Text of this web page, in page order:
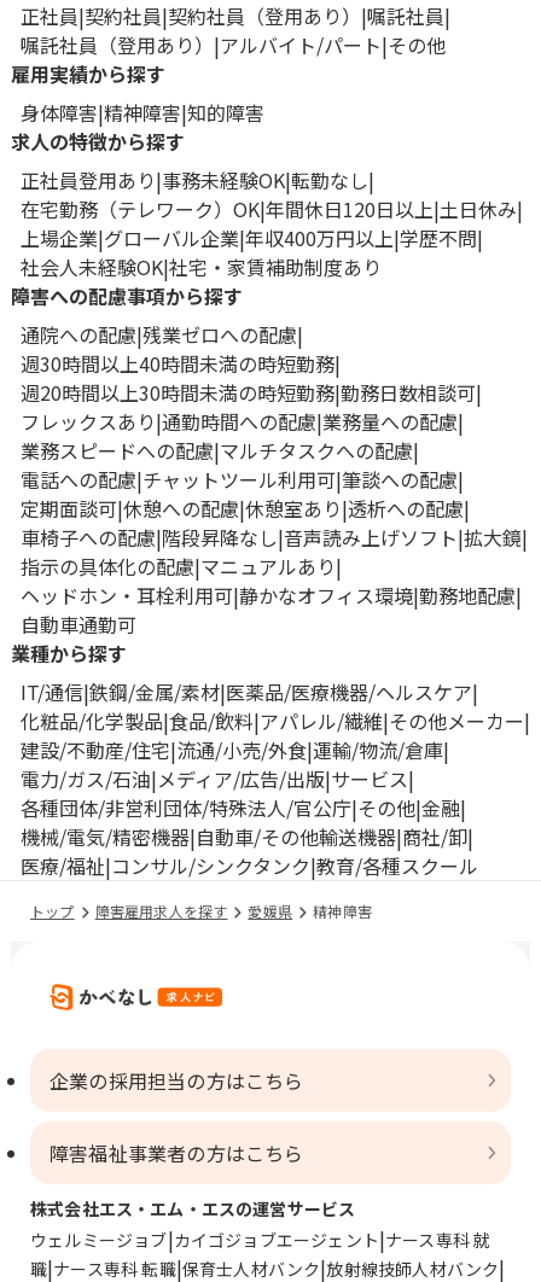
正社員 契約社員 契約社員（登用あり）
嘱託社員
嘱託社員（登用あり）
アルバイト/パート その他
雇用実績から探す
身体障害 精神障害 知的障害
求人の特徴から探す
正社員登用あり 事務未経験OK 転勤なし
在宅勤務（テレワーク）OK 年間休日120日以上 土日休み
上場企業 グローバル企業 年収400万円以上 学歴不問
社会人未経験OK 社宅・家賃補助制度あり
障害への配慮事項から探す
通院への配慮 残業ゼロへの配慮
週30時間以上40時間未満の時短勤務
週20時間以上30時間未満の時短勤務 勤務日数相談可
フレックスあり 通勤時間への配慮 業務量への配慮
業務スピードへの配慮 マルチタスクへの配慮
電話への配慮 チャットツール利用可 筆談への配慮
定期面談可 休憩への配慮 休憩室あり 透析への配慮
車椅子への配慮 階段昇降なし 音声読み上げソフト 拡大鏡
指示の具体化の配慮 マニュアルあり
ヘッドホン・耳栓利用可 静かなオフィス環境 勤務地配慮
自動車通勤可
業種から探す
IT/通信 鉄鋼/金属/素材 医薬品/医療機器/ヘルスケア
化粧品/化学製品 食品/飲料 アパレル/繊維 その他メーカー
建設/不動産/住宅 流通/小売/外食 運輸/物流/倉庫
電力/ガス/石油 メディア/広告/出版 サービス
各種団体/非営利団体/特殊法人/官公庁 その他 金融
機械/電気/精密機器 自動車/その他輸送機器 商社/卸
医療/福祉 コンサル/シンクタンク 教育/各種スクール
トップ 障害雇用求人を探す 愛媛県 精神障害
企業の採用担当の方はこちら
障害福祉事業者の方はこちら
株式会社エス・エム・エスの運営サービス
ウェルミージョブ カイゴジョブエージェント ナース専科 就
職 ナース専科 転職 保育士人材バンク 放射線技師人材バンク